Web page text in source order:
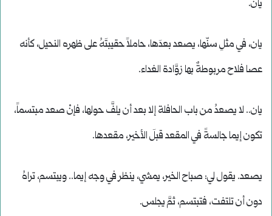
يان.
يان، في مثلِ سنّها، يصعد بعدَها، حاملاً حقيبتَهُ على ظهره النحيل، كأنه
عصا فلاح مربوطةٌ بها زوَّادة الغداء.
يان.. لا يصعدُ من باب الحافلة إلا بعد أن يلفَّ حولها، فإنْ صعد مبتسماً،
تكون إيما جالسةً في المقعد قبلَ الأخير، مقعدها.
يصعد. يقول لي: صباح الخير، يمشي، ينظر في وجه إيما.. ويبتسم، تراهُ
دون أن تلتفت، فتبتسم، ثمَّ يجلس.